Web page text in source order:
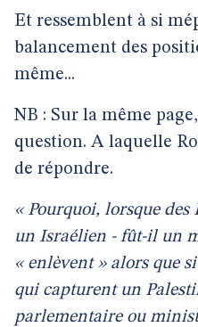
Et ressemblent à si
balancement des
même...
NB : Sur la même
question. A laquelle
de répondre.
« Pourquoi, lorsque
un Israélien - fût-il un
« enlèvent » alors que
qui capturent un
parlementaire ou